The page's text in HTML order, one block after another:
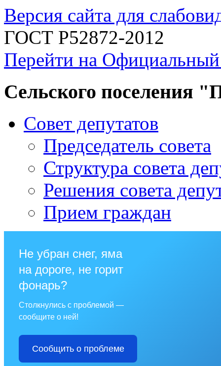
Версия сайта для
ГОСТ Р52872-2012
Перейти на
Сельского поселения
Совет депутатов
Председатель совета
Структура совета
Решения совета
Прием граждан
Не убран снег, яма
на дороге, не горит
фонарь?
Столкнулись с проблемой —
сообщите о ней!
Сообщить о проблеме